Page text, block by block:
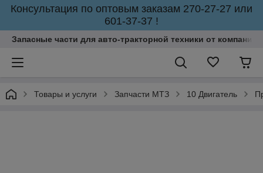
Консультация по оптовым заказам 270-27-27 или
601-37-37 !
Запасные части для авто-тракторной техники от
Товары и услуги Запчасти МТЗ 10 Двигатель